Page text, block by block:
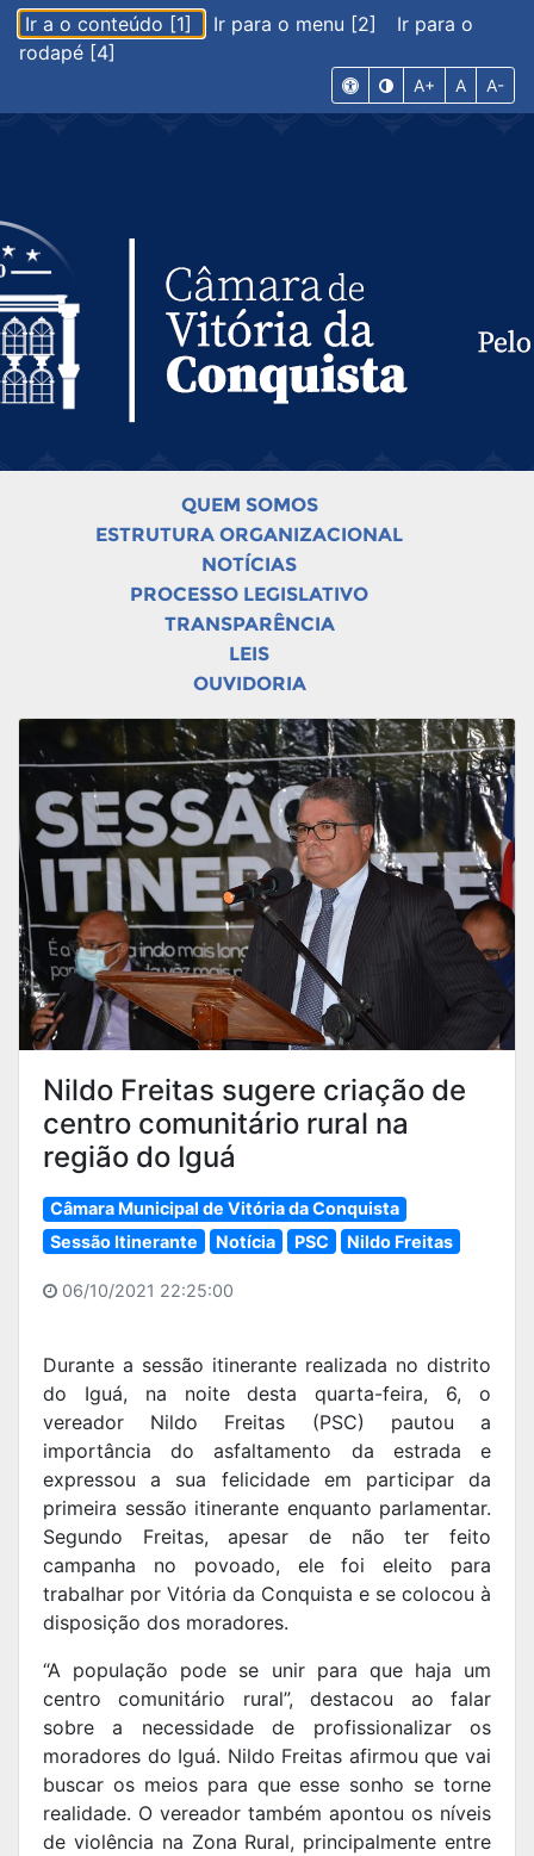
Ir a o conteúdo [1] Ir para o menu [2]
Ir para o
rodapé [4]
A+ A A-
QUEM SOMOS
ESTRUTURA ORGANIZACIONAL
NOTÍCIAS
PROCESSO LEGISLATIVO
TRANSPARÊNCIA
LEIS
OUVIDORIA
Nildo Freitas sugere criação de
centro comunitário rural na
região do Iguá
Câmara Municipal de Vitória da Conquista
Sessão Itinerante
Notícia PSC Nildo Freitas
06/10/2021 22:25:00
Durante a sessão itinerante realizada no distrito
do Iguá, na noite desta quarta-feira, 6, o
vereador Nildo Freitas (PSC) pautou a
importância do asfaltamento da estrada e
expressou a sua felicidade em participar da
primeira sessão itinerante enquanto parlamentar.
Segundo Freitas, apesar de não ter feito
campanha no povoado, ele foi eleito para
trabalhar por Vitória da Conquista e se colocou à
disposição dos moradores.
“A população pode se unir para que haja um
centro comunitário rural”, destacou ao falar
sobre a necessidade de profissionalizar os
moradores do Iguá. Nildo Freitas afirmou que vai
buscar os meios para que esse sonho se torne
realidade. O vereador também apontou os níveis
de violência na Zona Rural, principalmente entre